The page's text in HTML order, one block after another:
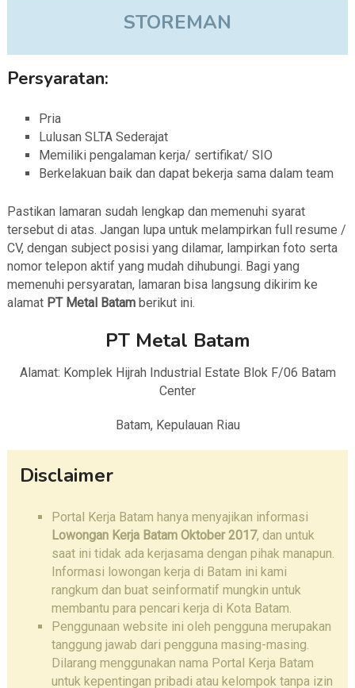
STOREMAN
Persyaratan:
Pria
Lulusan SLTA Sederajat
Memiliki pengalaman kerja/ sertifikat/ SIO
Berkelakuan baik dan dapat bekerja sama dalam team
Pastikan lamaran sudah lengkap dan memenuhi syarat
tersebut di atas. Jangan lupa untuk melampirkan full resume /
CV, dengan subject posisi yang dilamar, lampirkan foto serta
nomor telepon aktif yang mudah dihubungi. Bagi yang
memenuhi persyaratan, lamaran bisa langsung dikirim ke
alamat PT Metal Batamberikut ini.
PT Metal Batam
Alamat: Komplek Hijrah Industrial Estate Blok F/06 Batam
Center
Batam, Kepulauan Riau
Disclaimer
Portal Kerja Batam hanya menyajikan informasi
Lowongan Kerja Batam Oktober 2017, dan untuk
saat ini tidak ada kerjasama dengan pihak manapun.
Informasi lowongan kerja di Batam ini kami
rangkum dan buat seinformatif mungkin untuk
membantu para pencari kerja di Kota Batam.
Penggunaan website ini oleh pengguna merupakan
tanggung jawab dari pengguna masing-masing.
Dilarang menggunakan nama Portal Kerja Batam
untuk kepentingan pribadi atau kelompok tanpa izin